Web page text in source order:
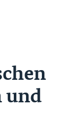
und